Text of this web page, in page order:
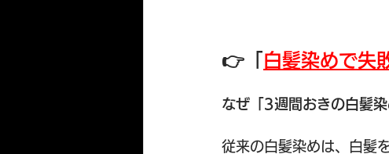
👉「 白髪染めで失
なぜ「3週間おきの白髪
従来の白髪染めは、白髪